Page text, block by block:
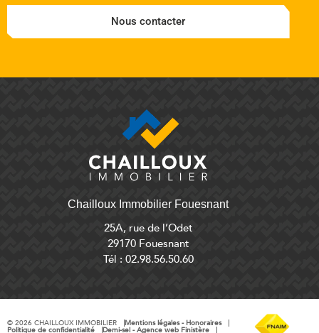
Nous contacter
Chailloux Immobilier Fouesnant
25A, rue de l’Odet
29170 Fouesnant
Tél : 02.98.56.50.60
© 2026 CHAILLOUX IMMOBILIER Mentions légales - Honoraires
Politique de confidentialité Demi-sel - Agence web Finistère